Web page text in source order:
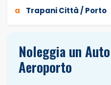
a Trapani Città / Porto
Noleggia un
Aeroporto